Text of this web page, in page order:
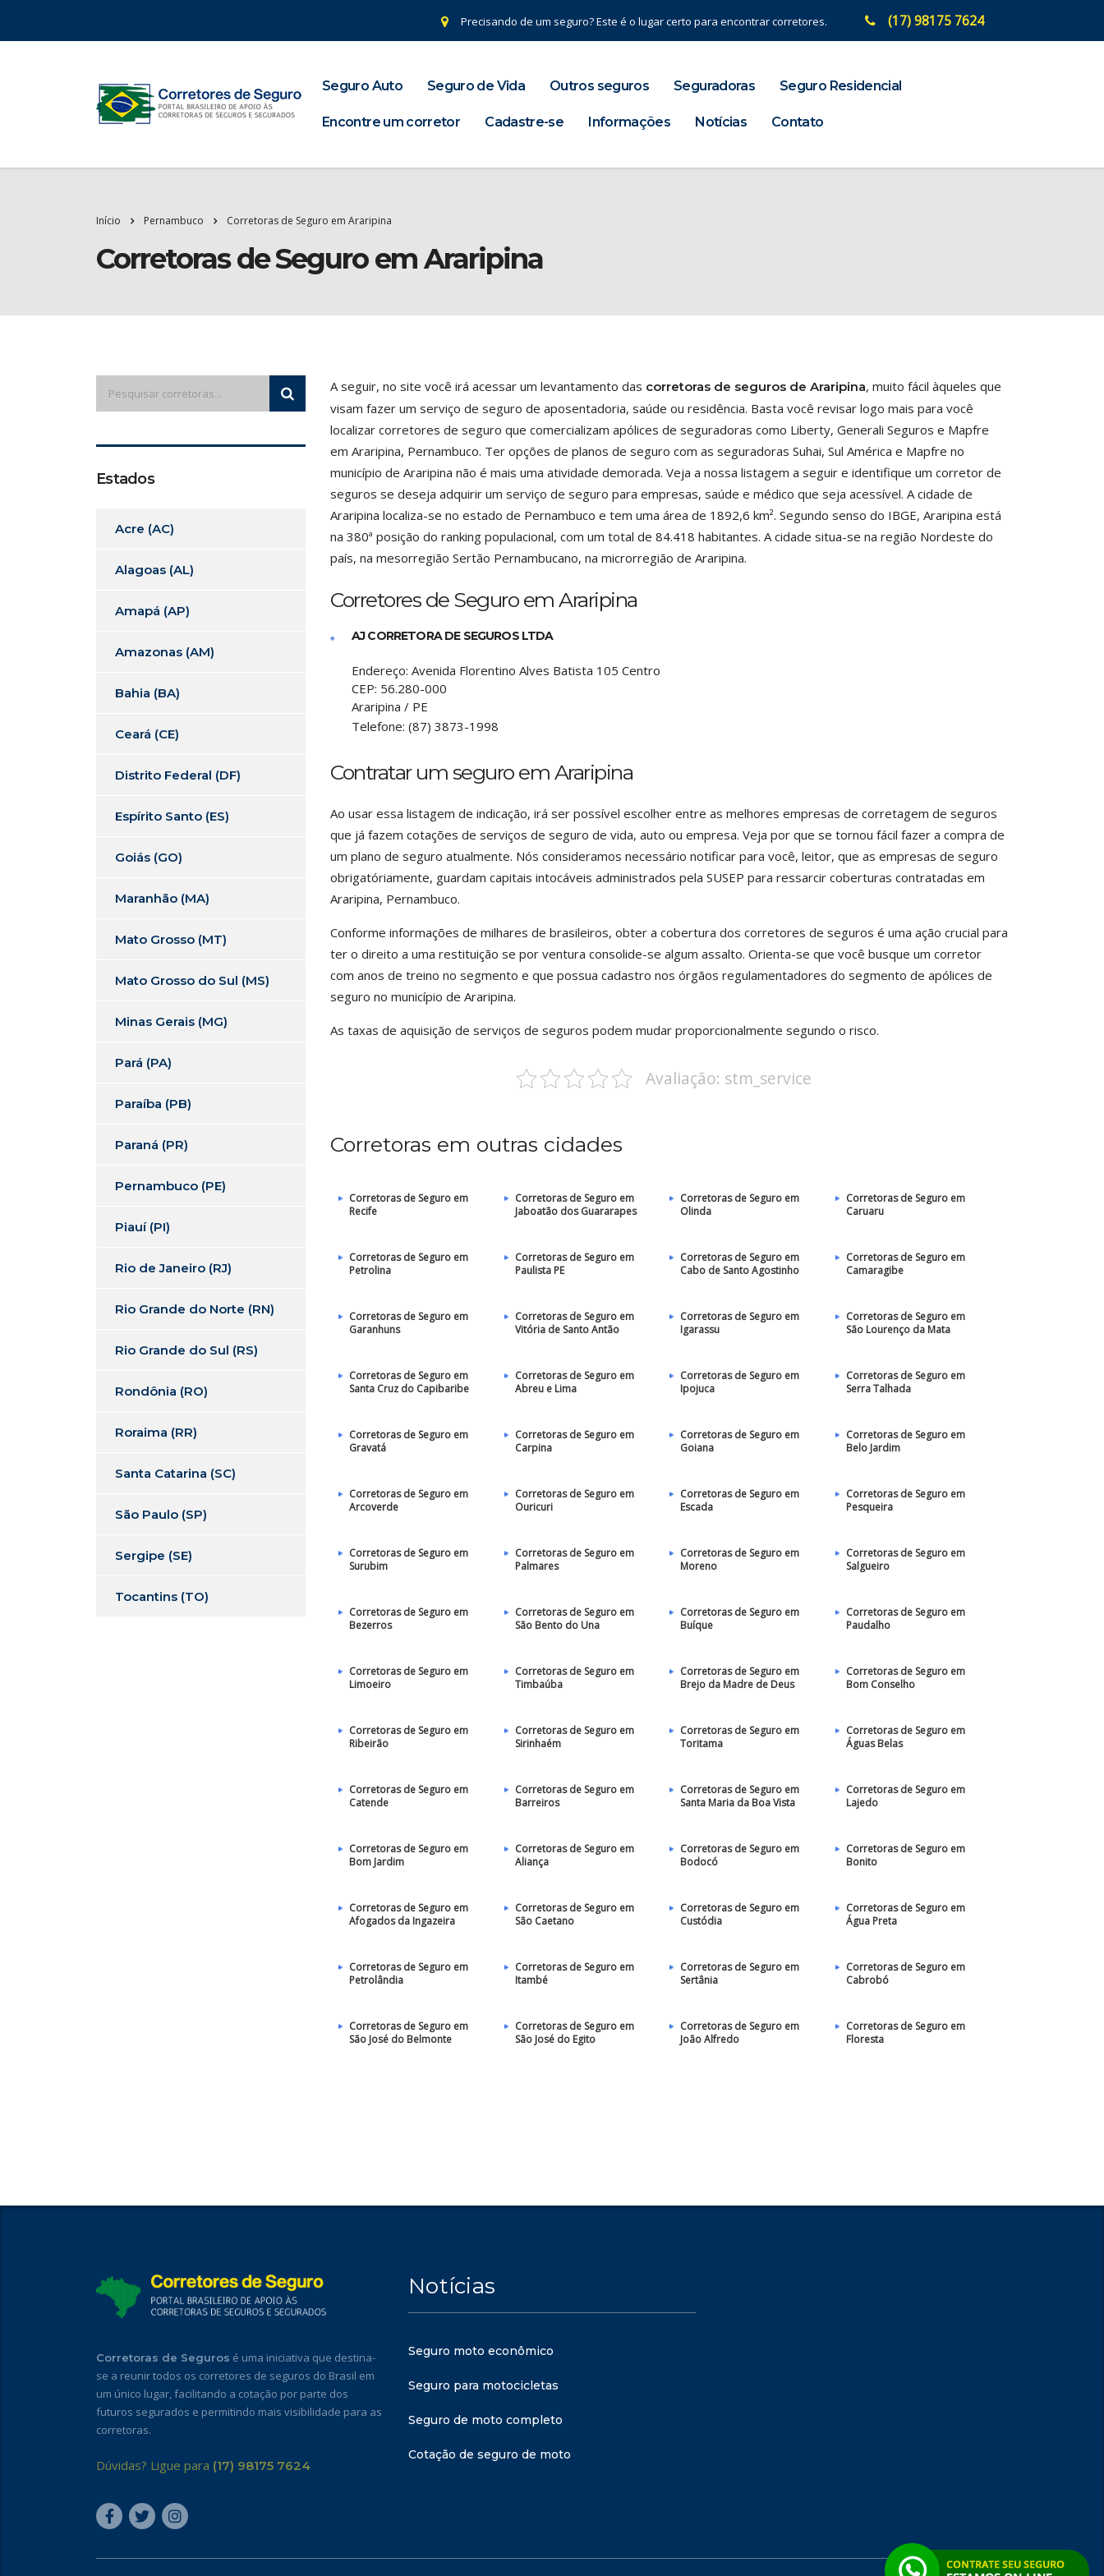
Precisando de um seguro? Este é o lugar certo para encontrar corretores. (17) 98175 7624
Seguro Auto Seguro de Vida Outros seguros Seguradoras Seguro Residencial
Encontre um corretor Cadastre-se Informações Notícias Contato
Início Pernambuco Corretoras de Seguro em Araripina
Corretoras de Seguro em Araripina
A seguir, no site você irá acessar um levantamento das corretoras de seguros de Araripina, muito fácil àqueles que
visam fazer um serviço de seguro de aposentadoria, saúde ou residência. Basta você revisar logo mais para você
localizar corretores de seguro que comercializam apólices de seguradoras como Liberty, Generali Seguros e Mapfre
em Araripina, Pernambuco. Ter opções de planos de seguro com as seguradoras Suhai, Sul América e Mapfre no
município de Araripina não é mais uma atividade demorada. Veja a nossa listagem a seguir e identifique um corretor de
seguros se deseja adquirir um serviço de seguro para empresas, saúde e médico que seja acessível. A cidade de
Araripina localiza-se no estado de Pernambuco e tem uma área de 1892,6 km². Segundo senso do IBGE, Araripina está
na 380ª posição do ranking populacional, com um total de 84.418 habitantes. A cidade situa-se na região Nordeste do
país, na mesorregião Sertão Pernambucano, na microrregião de Araripina.
Corretores de Seguro em Araripina
AJ CORRETORA DE SEGUROS LTDA
Endereço: Avenida Florentino Alves Batista 105 Centro
CEP: 56.280-000
Araripina / PE
Telefone: (87) 3873-1998
Contratar um seguro em Araripina
Ao usar essa listagem de indicação, irá ser possível escolher entre as melhores empresas de corretagem de seguros
que já fazem cotações de serviços de seguro de vida, auto ou empresa. Veja por que se tornou fácil fazer a compra de
um plano de seguro atualmente. Nós consideramos necessário notificar para você, leitor, que as empresas de seguro
obrigatóriamente, guardam capitais intocáveis administrados pela SUSEP para ressarcir coberturas contratadas em
Araripina, Pernambuco.
Conforme informações de milhares de brasileiros, obter a cobertura dos corretores de seguros é uma ação crucial para
ter o direito a uma restituição se por ventura consolide-se algum assalto. Orienta-se que você busque um corretor
com anos de treino no segmento e que possua cadastro nos órgãos regulamentadores do segmento de apólices de
seguro no município de Araripina.
As taxas de aquisição de serviços de seguros podem mudar proporcionalmente segundo o risco.
Avaliação: stm_service
Corretoras em outras cidades
Corretoras de Seguro em
Recife
Corretoras de Seguro em
Jaboatão dos Guararapes
Corretoras de Seguro em
Olinda
Corretoras de Seguro em
Caruaru
Corretoras de Seguro em
Petrolina
Corretoras de Seguro em
Paulista PE
Corretoras de Seguro em
Cabo de Santo Agostinho
Corretoras de Seguro em
Camaragibe
Corretoras de Seguro em
Garanhuns
Corretoras de Seguro em
Vitória de Santo Antão
Corretoras de Seguro em
Igarassu
Corretoras de Seguro em
São Lourenço da Mata
Corretoras de Seguro em
Santa Cruz do Capibaribe
Corretoras de Seguro em
Abreu e Lima
Corretoras de Seguro em
Ipojuca
Corretoras de Seguro em
Serra Talhada
Corretoras de Seguro em
Gravatá
Corretoras de Seguro em
Carpina
Corretoras de Seguro em
Goiana
Corretoras de Seguro em
Belo Jardim
Corretoras de Seguro em
Arcoverde
Corretoras de Seguro em
Ouricuri
Corretoras de Seguro em
Escada
Corretoras de Seguro em
Pesqueira
Corretoras de Seguro em
Surubim
Corretoras de Seguro em
Palmares
Corretoras de Seguro em
Moreno
Corretoras de Seguro em
Salgueiro
Corretoras de Seguro em
Bezerros
Corretoras de Seguro em
São Bento do Una
Corretoras de Seguro em
Buíque
Corretoras de Seguro em
Paudalho
Corretoras de Seguro em
Limoeiro
Corretoras de Seguro em
Timbaúba
Corretoras de Seguro em
Brejo da Madre de Deus
Corretoras de Seguro em
Bom Conselho
Corretoras de Seguro em
Ribeirão
Corretoras de Seguro em
Sirinhaém
Corretoras de Seguro em
Toritama
Corretoras de Seguro em
Águas Belas
Corretoras de Seguro em
Catende
Corretoras de Seguro em
Barreiros
Corretoras de Seguro em
Santa Maria da Boa Vista
Corretoras de Seguro em
Lajedo
Corretoras de Seguro em
Bom Jardim
Corretoras de Seguro em
Aliança
Corretoras de Seguro em
Bodocó
Corretoras de Seguro em
Bonito
Corretoras de Seguro em
Afogados da Ingazeira
Corretoras de Seguro em
São Caetano
Corretoras de Seguro em
Custódia
Corretoras de Seguro em
Água Preta
Corretoras de Seguro em
Petrolândia
Corretoras de Seguro em
Itambé
Corretoras de Seguro em
Sertânia
Corretoras de Seguro em
Cabrobó
Corretoras de Seguro em
São José do Belmonte
Corretoras de Seguro em
São José do Egito
Corretoras de Seguro em
João Alfredo
Corretoras de Seguro em
Floresta
Estados
Acre (AC)
Alagoas (AL)
Amapá (AP)
Amazonas (AM)
Bahia (BA)
Ceará (CE)
Distrito Federal (DF)
Espírito Santo (ES)
Goiás (GO)
Maranhão (MA)
Mato Grosso (MT)
Mato Grosso do Sul (MS)
Minas Gerais (MG)
Pará (PA)
Paraíba (PB)
Paraná (PR)
Pernambuco (PE)
Piauí (PI)
Rio de Janeiro (RJ)
Rio Grande do Norte (RN)
Rio Grande do Sul (RS)
Rondônia (RO)
Roraima (RR)
Santa Catarina (SC)
São Paulo (SP)
Sergipe (SE)
Tocantins (TO)
Corretoras de Seguros é uma iniciativa que destina-
se a reunir todos os corretores de seguros do Brasil em
um único lugar, facilitando a cotação por parte dos
futuros segurados e permitindo mais visibilidade para as
corretoras.
Dúvidas? Ligue para (17) 98175 7624
Notícias
Seguro moto econômico
Seguro para motocicletas
Seguro de moto completo
Cotação de seguro de moto